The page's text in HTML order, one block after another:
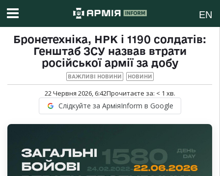
EN
Бронетехніка, НРК і 1190 солдатів:
Генштаб ЗСУ назвав втрати
російської армії за добу
ВАЖЛИВІ НОВИНИ НОВИНИ
22 Червня 2026, 6:42Прочитаєте за: < 1 хв.
Слідкуйте за АрміяInform в Google